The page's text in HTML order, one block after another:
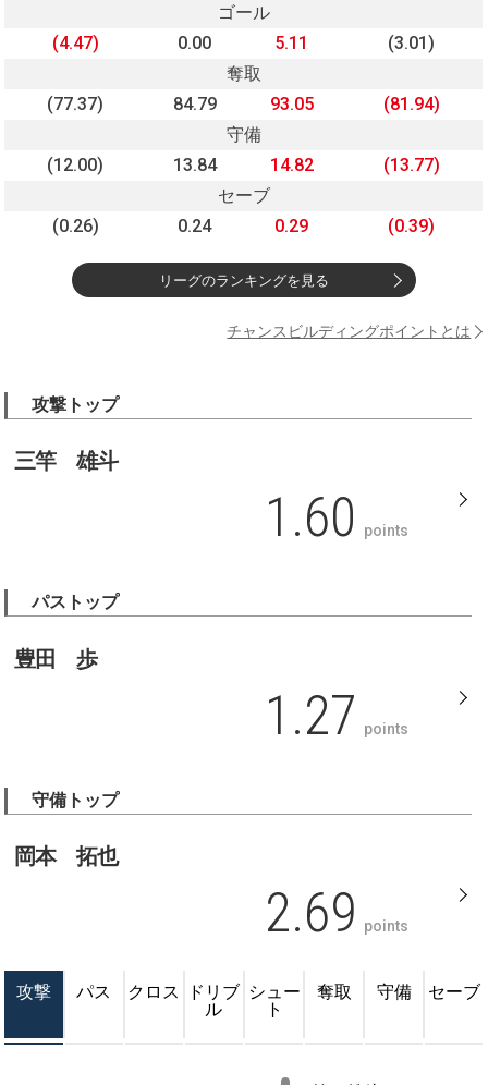
ゴール
(4.47)
0.00 5.11
(3.01)
奪取
(77.37)
84.79 93.05
(81.94)
守備
(12.00)
13.84 14.82
(13.77)
セーブ
(0.26)
0.24 0.29 (0.39)
リーグのランキングを見る
チャンスビルディングポイントとは
攻撃トップ
三竿 雄斗
1.60 points
パストップ
豊田 歩
1.27 points
守備トップ
岡本 拓也
2.69 points
攻撃 パス クロス
ドリブ
ル
シュー
ト
奪取 守備 セーブ